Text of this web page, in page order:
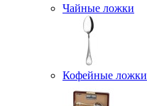
Чайные ложки
Кофейные ложки